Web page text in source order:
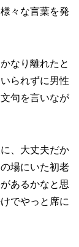
々な言葉を発
なり離れたと
られずに男性
句を言いなが
、大丈夫だか
場にいた初老
あるかなと思
でやっと席に